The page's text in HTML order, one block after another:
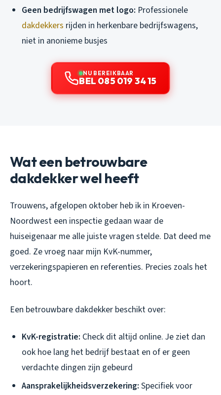
Geen bedrijfswagen met logo: Professionele
dakdekkers rijden in herkenbare bedrijfswagens,
niet in anonieme busjes
NU BEREIKBAAR
BEL 085 019 34 15
Wat een betrouwbare
dakdekker wel heeft
Trouwens, afgelopen oktober heb ik in Kroeven-
Noordwest een inspectie gedaan waar de
huiseigenaar me alle juiste vragen stelde. Dat deed me
goed. Ze vroeg naar mijn KvK-nummer,
verzekeringspapieren en referenties. Precies zoals het
hoort.
Een betrouwbare dakdekker beschikt over:
KvK-registratie: Check dit altijd online. Je ziet dan
ook hoe lang het bedrijf bestaat en of er geen
verdachte dingen zijn gebeurd
Aansprakelijkheidsverzekering: Specifiek voor